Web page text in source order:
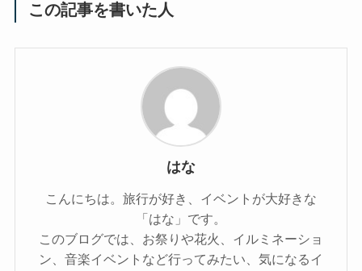
この記事を書いた人
はな
こんにちは。旅行が好き、イベントが大好きな
「はな」です。
このブログでは、お祭りや花火、イルミネーショ
ン、音楽イベントなど行ってみたい、気になるイ